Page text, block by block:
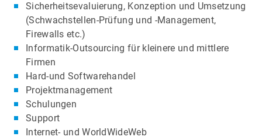
Sicherheitsevaluierung, Konzeption und Umsetzung
(Schwachstellen-Prüfung und -Management,
Firewalls etc.)
Informatik-Outsourcing für kleinere und mittlere
Firmen
Hard-und Softwarehandel
Projektmanagement
Schulungen
Support
Internet- und WorldWideWeb